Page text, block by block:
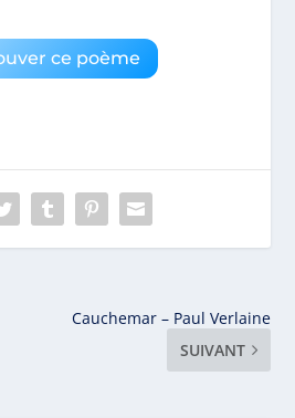
ce poème
Cauchemar – Paul Verlaine
SUIVANT